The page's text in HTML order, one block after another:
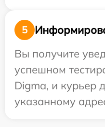
5
Вы получите
успешном
Digma, и курьер
указанному